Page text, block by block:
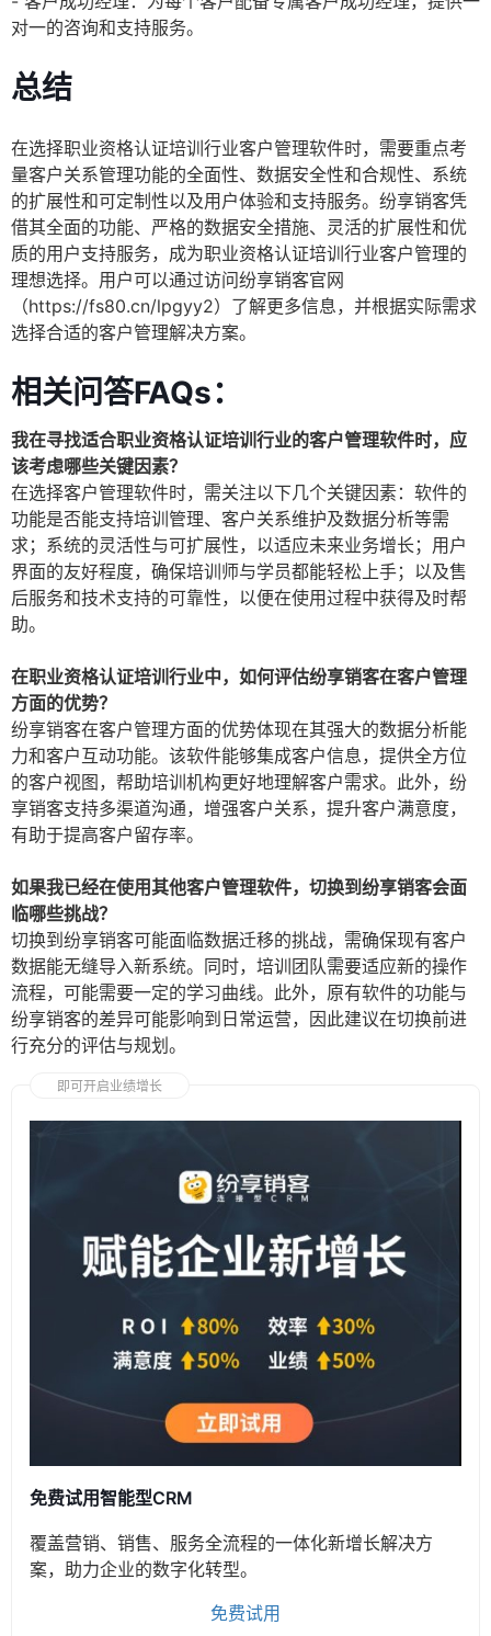
对一的咨询和支持服务。
总结
在选择职业资格认证培训行业客户管理软件时，需要重点考
量客户关系管理功能的全面性、数据安全性和合规性、系统
的扩展性和可定制性以及用户体验和支持服务。纷享销客凭
借其全面的功能、严格的数据安全措施、灵活的扩展性和优
质的用户支持服务，成为职业资格认证培训行业客户管理的
理想选择。用户可以通过访问纷享销客官网
（https://fs80.cn/lpgyy2）了解更多信息，并根据实际需求
选择合适的客户管理解决方案。
相关问答FAQs：
我在寻找适合职业资格认证培训行业的客户管理软件时，应
该考虑哪些关键因素？
在选择客户管理软件时，需关注以下几个关键因素：软件的
功能是否能支持培训管理、客户关系维护及数据分析等需
求；系统的灵活性与可扩展性，以适应未来业务增长；用户
界面的友好程度，确保培训师与学员都能轻松上手；以及售
后服务和技术支持的可靠性，以便在使用过程中获得及时帮
助。
在职业资格认证培训行业中，如何评估纷享销客在客户管理
方面的优势？
纷享销客在客户管理方面的优势体现在其强大的数据分析能
力和客户互动功能。该软件能够集成客户信息，提供全方位
的客户视图，帮助培训机构更好地理解客户需求。此外，纷
享销客支持多渠道沟通，增强客户关系，提升客户满意度，
有助于提高客户留存率。
如果我已经在使用其他客户管理软件，切换到纷享销客会面
临哪些挑战？
切换到纷享销客可能面临数据迁移的挑战，需确保现有客户
数据能无缝导入新系统。同时，培训团队需要适应新的操作
流程，可能需要一定的学习曲线。此外，原有软件的功能与
纷享销客的差异可能影响到日常运营，因此建议在切换前进
行充分的评估与规划。
即可开启业绩增长
免费试用智能型CRM
覆盖营销、销售、服务全流程的一体化新增长解决方
案，助力企业的数字化转型。
免费试用